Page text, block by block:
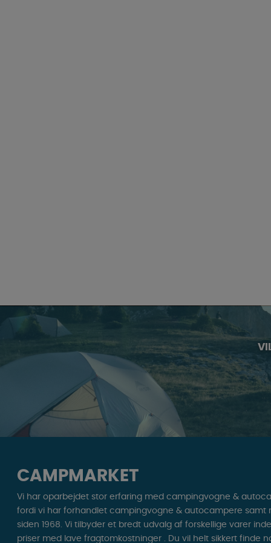
CAMPMARKET
Vi har oparbejdet stor erfaring med campingvogne &
fordi vi har forhandlet campingvogne & autocampere samt
siden 1968. Vi tilbyder et bredt udvalg af forskellige varer
priser med lave fragtomkostninger . Du vil helt sikkert finde